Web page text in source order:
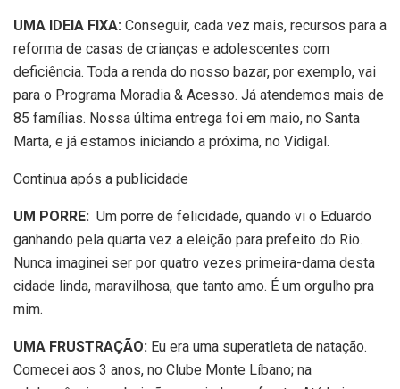
UMA IDEIA FIXA: Conseguir, cada vez mais, recursos para a
reforma de casas de crianças e adolescentes com
deficiência. Toda a renda do nosso bazar, por exemplo, vai
para o Programa Moradia & Acesso. Já atendemos mais de
85 famílias. Nossa última entrega foi em maio, no Santa
Marta, e já estamos iniciando a próxima, no Vidigal.
Continua após a publicidade
UM PORRE: Um porre de felicidade, quando vi o Eduardo
ganhando pela quarta vez a eleição para prefeito do Rio.
Nunca imaginei ser por quatro vezes primeira-dama desta
cidade linda, maravilhosa, que tanto amo. É um orgulho pra
mim.
UMA FRUSTRAÇÃO: Eu era uma superatleta de natação.
Comecei aos 3 anos, no Clube Monte Líbano; na